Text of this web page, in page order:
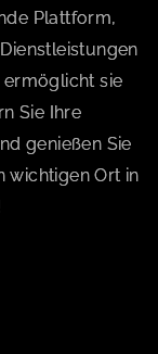
Plattform,
sie
Sie Ihre
genießen Sie
wichtigen Ort in